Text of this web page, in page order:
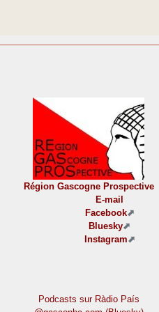
Région Gascogne Prospective
E-mail
Facebook
Bluesky
Instagram
Podcasts sur Ràdio País